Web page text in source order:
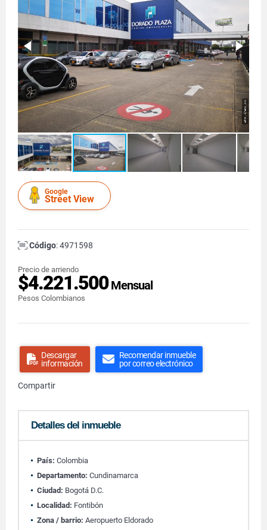
Google
Street View
Código: 4971598
Precio de arriendo
$4.221.500Mensual
Pesos Colombianos
Descargar
información
Recomendar inmueble
por correo electrónico
Compartir
Detalles del inmueble
País: Colombia
Departamento: Cundinamarca
Ciudad: Bogotá D.C.
Localidad: Fontibón
Zona / barrio: Aeropuerto Eldorado